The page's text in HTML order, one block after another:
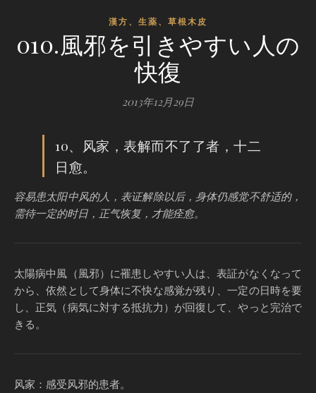
漢方、生薬、草根木皮
010.風邪を引きやすい人の
快復
2013年12月29日
10、风家，表解而不了了者，十二
日愈。
容易患太阳中风的人，表证解除以后，身体仍感觉不舒适的，
需待一定的时日，正气恢复，才能痊愈。
太陽病中風（風邪）に罹患しやすい人は、表証がなくなって
から、依然として身体に不快な感覚が残り、一定の日時を要
し、正気（病気に対する抵抗力）が回復して、やっと完治で
きる。
风家：感受风邪的患者。